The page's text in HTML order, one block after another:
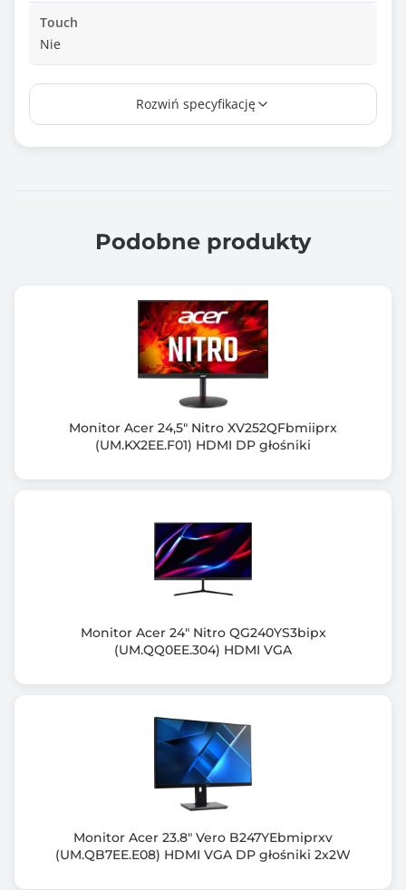
Touch
Nie
Wielkość plamki
Czas reakcji matrycy
250 cd/m2
Kontrast dynamiczny
Rozdzielczość maksymalna
1920 x 1080 (Full HD)
100
Częstotliwość odchylania pionowego (Hz)
Częstotliwość odchylania poziomego (KHz)
Ilość wyświetlanych kolorów
Kąt widzenia poziomy (H)
Normy spełniane przez monitor
cTUVus
Rozwiń specyfikację
Podobne produkty
Monitor Acer 24,5" Nitro XV252QFbmiiprx
(UM.KX2EE.F01) HDMI DP głośniki
Monitor Acer 24" Nitro QG240YS3bipx
(UM.QQ0EE.304) HDMI VGA
Monitor Acer 23.8" Vero B247YEbmiprxv
(UM.QB7EE.E08) HDMI VGA DP głośniki 2x2W